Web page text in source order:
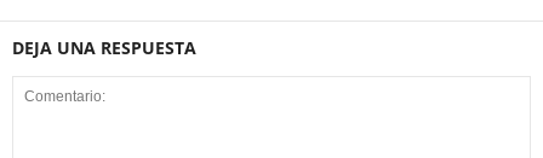
DEJA UNA RESPUESTA